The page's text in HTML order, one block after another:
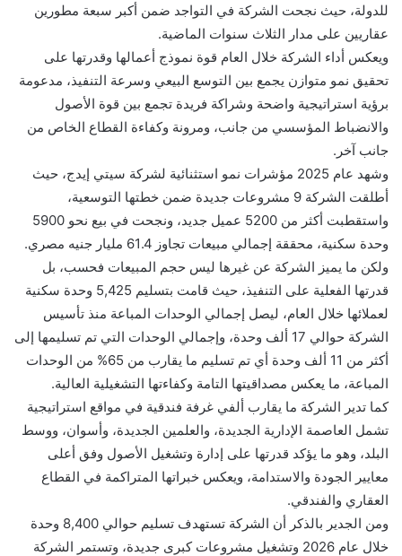
للدولة، حيث نجحت الشركة في التواجد ضمن أكبر سبعة مطورين
عقاريين على مدار الثلاث سنوات الماضية.
ويعكس أداء الشركة خلال العام قوة نموذج أعمالها وقدرتها على
تحقيق نمو متوازن يجمع بين التوسع البيعي وسرعة التنفيذ، مدعومة
برؤية استراتيجية واضحة وشراكة فريدة تجمع بين قوة الأصول
والانضباط المؤسسي من جانب، ومرونة وكفاءة القطاع الخاص من
جانب آخر.
وشهد عام 2025 مؤشرات نمو استثنائية لشركة سيتي إيدج، حيث
أطلقت الشركة 9 مشروعات جديدة ضمن خطتها التوسعية،
واستقطبت أكثر من 5200 عميل جديد، ونجحت في بيع نحو 5900
وحدة سكنية، محققة إجمالي مبيعات تجاوز 61.4 مليار جنيه مصري.
ولكن ما يميز الشركة عن غيرها ليس حجم المبيعات فحسب، بل
قدرتها الفعلية على التنفيذ، حيث قامت بتسليم 5,425 وحدة سكنية
لعملائها خلال العام، ليصل إجمالي الوحدات المباعة منذ تأسيس
الشركة حوالي 17 ألف وحدة، وإجمالي الوحدات التي تم تسليمها إلى
أكثر من 11 ألف وحدة أي تم تسليم ما يقارب من 65% من الوحدات
المباعة، ما يعكس مصداقيتها التامة وكفاءتها التشغيلية العالية.
كما تدير الشركة ما يقارب ألفي غرفة فندقية في مواقع استراتيجية
تشمل العاصمة الإدارية الجديدة، والعلمين الجديدة، وأسوان، ووسط
البلد، وهو ما يؤكد قدرتها على إدارة وتشغيل الأصول وفق أعلى
معايير الجودة والاستدامة، ويعكس خبراتها المتراكمة في القطاع
العقاري والفندقي.
ومن الجدير بالذكر أن الشركة تستهدف تسليم حوالي 8,400 وحدة
خلال عام 2026 وتشغيل مشروعات كبرى جديدة، وتستمر الشركة